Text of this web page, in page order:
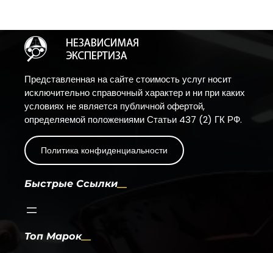
Представленная на сайте стоимость услуг носит
исключительно справочный характер и ни при каких
условиях не является публичной офертой,
определяемой положениями Статьи 437 (2) ГК РФ.
Политика конфиденциальности
Быстрые Ссылки
Топ Марок